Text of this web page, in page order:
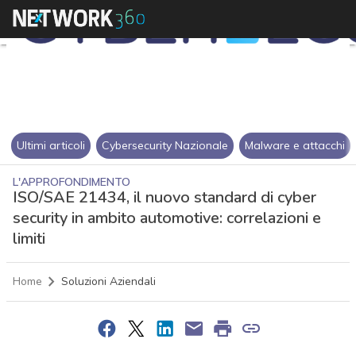
Ultimi articoli Cybersecurity Nazionale Malware e attacchi
L'APPROFONDIMENTO
ISO/SAE 21434, il nuovo standard di cyber
security in ambito automotive: correlazioni e
limiti
Home Soluzioni Aziendali